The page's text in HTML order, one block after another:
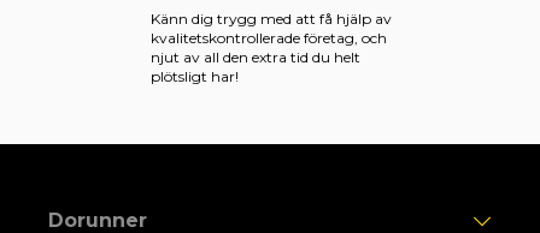
Känn dig trygg med att få hjälp av
kvalitetskontrollerade företag, och
njut av all den extra tid du helt
plötsligt har!
Dorunner